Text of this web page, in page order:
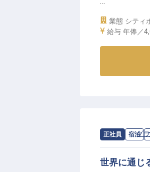
【世界基準の
チェックイン
しながら、
【働く環境
・年俸
業態 シティ
給与 年俸／
正社員 宿泊
求人情報：グ
世界に通じ